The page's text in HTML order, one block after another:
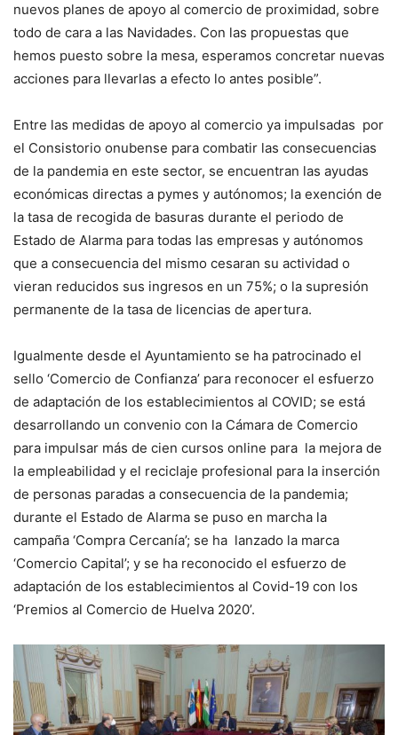
nuevos planes de apoyo al comercio de proximidad, sobre
todo de cara a las Navidades. Con las propuestas que
hemos puesto sobre la mesa, esperamos concretar nuevas
acciones para llevarlas a efecto lo antes posible”.
Entre las medidas de apoyo al comercio ya impulsadas por
el Consistorio onubense para combatir las consecuencias
de la pandemia en este sector, se encuentran las ayudas
económicas directas a pymes y autónomos; la exención de
la tasa de recogida de basuras durante el periodo de
Estado de Alarma para todas las empresas y autónomos
que a consecuencia del mismo cesaran su actividad o
vieran reducidos sus ingresos en un 75%; o la supresión
permanente de la tasa de licencias de apertura.
Igualmente desde el Ayuntamiento se ha patrocinado el
sello ‘Comercio de Confianza’ para reconocer el esfuerzo
de adaptación de los establecimientos al COVID; se está
desarrollando un convenio con la Cámara de Comercio
para impulsar más de cien cursos online para la mejora de
la empleabilidad y el reciclaje profesional para la inserción
de personas paradas a consecuencia de la pandemia;
durante el Estado de Alarma se puso en marcha la
campaña ‘Compra Cercanía’; se ha lanzado la marca
‘Comercio Capital’; y se ha reconocido el esfuerzo de
adaptación de los establecimientos al Covid-19 con los
‘Premios al Comercio de Huelva 2020’.